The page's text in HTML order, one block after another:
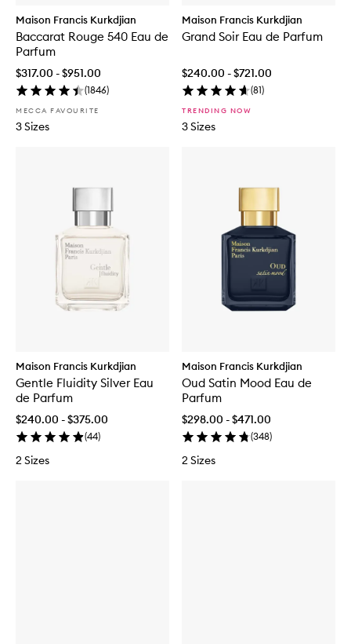
Maison Francis Kurkdjian
Baccarat Rouge 540 Eau de
Parfum
$317.00 - $951.00
(1846)
MECCA FAVOURITE
3 Sizes
Maison Francis Kurkdjian
Grand Soir Eau de Parfum
$240.00 - $721.00
(81)
TRENDING NOW
3 Sizes
Maison Francis Kurkdjian
Gentle Fluidity Silver Eau
de Parfum
$240.00 - $375.00
(44)
2 Sizes
Maison Francis Kurkdjian
Oud Satin Mood Eau de
Parfum
$298.00 - $471.00
(348)
2 Sizes